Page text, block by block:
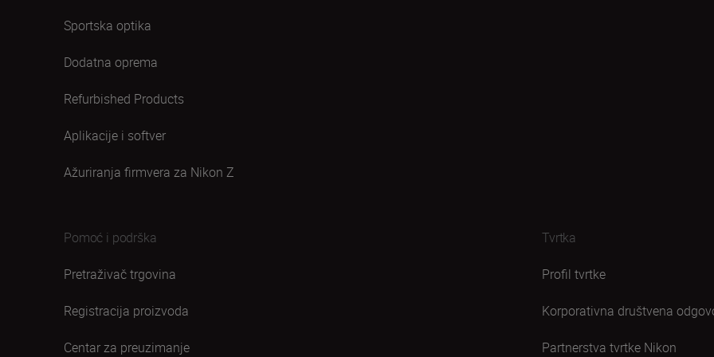
Sportska optika
Dodatna oprema
Refurbished Products
Aplikacije i softver
Ažuriranja firmvera za Nikon Z
Pomoć i podrška
Pretraživač trgovina
Registracija proizvoda
Centar za preuzimanje
Tvrtka
Profil tvrtke
Korporativna društvena
Partnerstva tvrtke Nikon